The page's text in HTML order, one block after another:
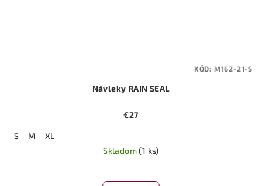
Návleky RAIN SEAL
€27
S M
XL
Skladom(1 ks)
KÓD: M162-21-S